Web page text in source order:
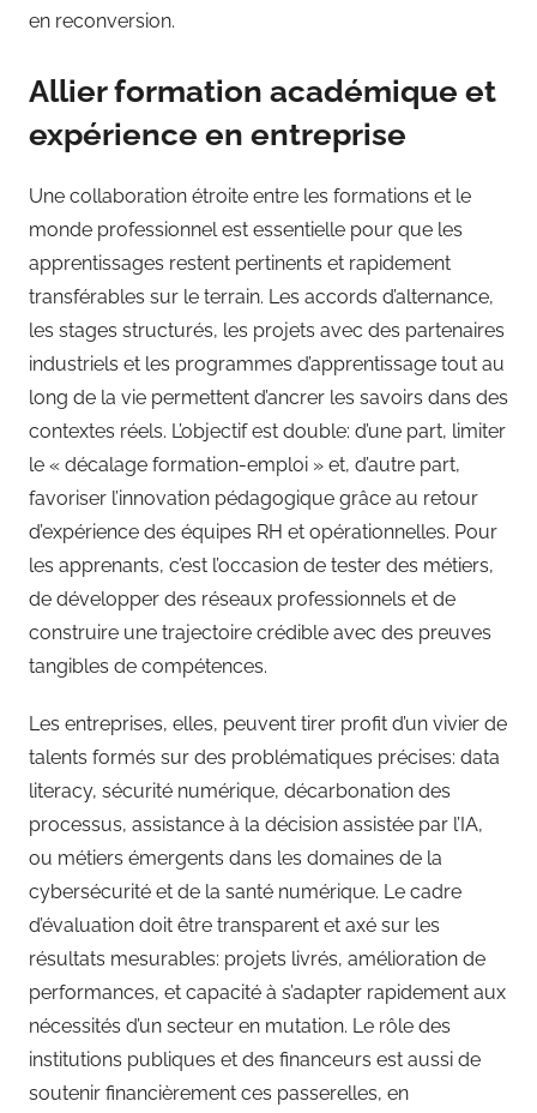
en reconversion.
Allier formation académique et
expérience en entreprise
Une collaboration étroite entre les formations et le
monde professionnel est essentielle pour que les
apprentissages restent pertinents et rapidement
transférables sur le terrain. Les accords d’alternance,
les stages structurés, les projets avec des partenaires
industriels et les programmes d’apprentissage tout au
long de la vie permettent d’ancrer les savoirs dans des
contextes réels. L’objectif est double: d’une part, limiter
le « décalage formation-emploi » et, d’autre part,
favoriser l’innovation pédagogique grâce au retour
d’expérience des équipes RH et opérationnelles. Pour
les apprenants, c’est l’occasion de tester des métiers,
de développer des réseaux professionnels et de
construire une trajectoire crédible avec des preuves
tangibles de compétences.
Les entreprises, elles, peuvent tirer profit d’un vivier de
talents formés sur des problématiques précises: data
literacy, sécurité numérique, décarbonation des
processus, assistance à la décision assistée par l’IA,
ou métiers émergents dans les domaines de la
cybersécurité et de la santé numérique. Le cadre
d’évaluation doit être transparent et axé sur les
résultats mesurables: projets livrés, amélioration de
performances, et capacité à s’adapter rapidement aux
nécessités d’un secteur en mutation. Le rôle des
institutions publiques et des financeurs est aussi de
soutenir financièrement ces passerelles, en